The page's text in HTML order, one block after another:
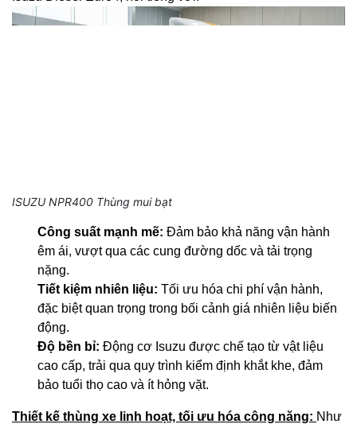
ISUZU NPR400 Thùng mui bạt
Công suất mạnh mẽ: Đảm bảo khả năng vận hành
êm ái, vượt qua các cung đường dốc và tải trọng
nặng.
Tiết kiệm nhiên liệu: Tối ưu hóa chi phí vận hành,
đặc biệt quan trọng trong bối cảnh giá nhiên liệu biến
động.
Độ bền bỉ: Động cơ Isuzu được chế tạo từ vật liệu
cao cấp, trải qua quy trình kiểm định khắt khe, đảm
bảo tuổi thọ cao và ít hỏng vặt.
Thiết kế thùng xe linh hoạt, tối ưu hóa công năng: Như